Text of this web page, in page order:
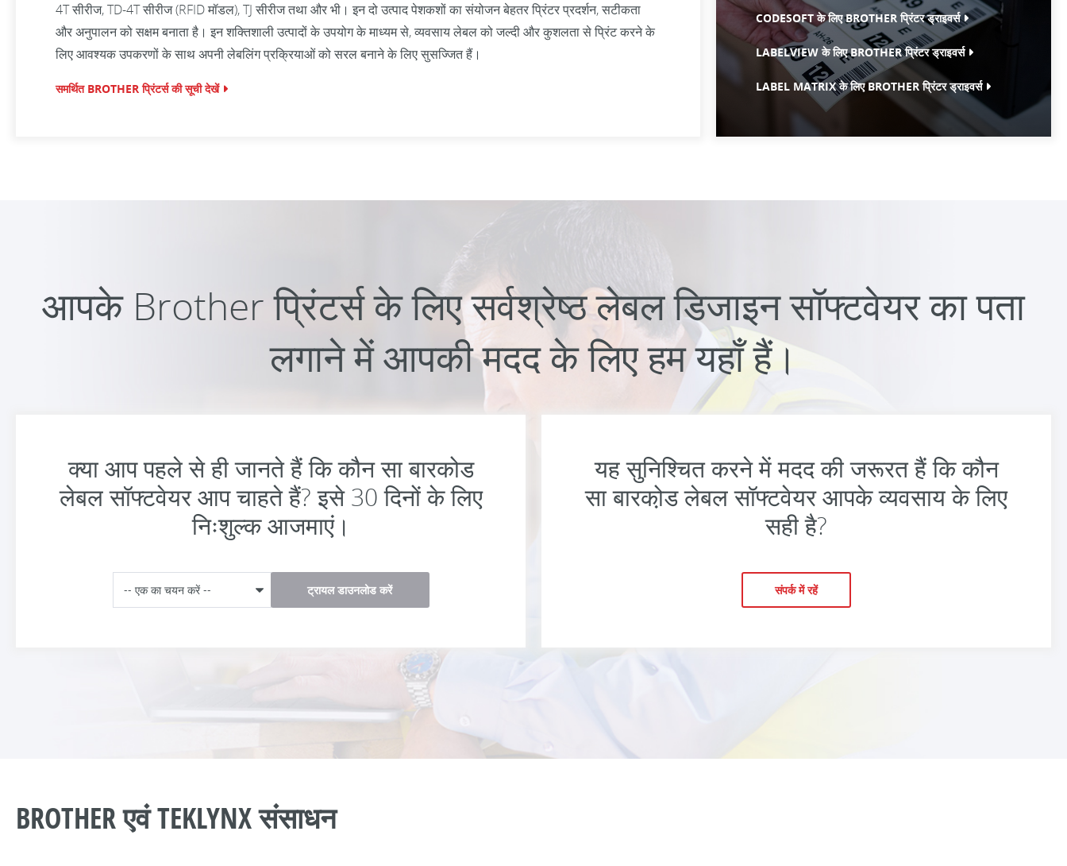
4T सीरीज, TD-4T सीरीज (RFID मॉडल), TJ सीरीज तथा और भी। इन दो उत्पाद पेशकशों का संयोजन बेहतर प्रिंटर प्रदर्शन, सटीकता
और अनुपालन को सक्षम बनाता है। इन शक्तिशाली उत्पादों के उपयोग के माध्यम से, व्यवसाय लेबल को जल्दी और कुशलता से प्रिंट करने के
लिए आवश्यक उपकरणों के साथ अपनी लेबलिंग प्रक्रियाओं को सरल बनाने के लिए सुसज्जित हैं।
समर्थित BROTHER प्रिंटर्स की सूची देखें
CODESOFT के लिए BROTHER प्रिंटर ड्राइवर्स
LABELVIEW के लिए BROTHER प्रिंटर ड्राइवर्स
LABEL MATRIX के लिए BROTHER प्रिंटर ड्राइवर्स
आपके Brother प्रिंटर्स के लिए सर्वश्रेष्ठ लेबल डिजाइन सॉफ्टवेयर का पता
लगाने में आपकी मदद के लिए हम यहाँ हैं।
क्या आप पहले से ही जानते हैं कि कौन सा बारकोड
लेबल सॉफ्टवेयर आप चाहते हैं? इसे 30 दिनों के लिए
निःशुल्क आजमाएं।
ट्रायल डाउनलोड करें
यह सुनिश्चित करने में मदद की जरूरत हैं कि कौन
सा बारको़ड लेबल सॉफ्टवेयर आपके व्यवसाय के लिए
सही है?
संपर्क में रहें
BROTHER एवं TEKLYNX संसाधन